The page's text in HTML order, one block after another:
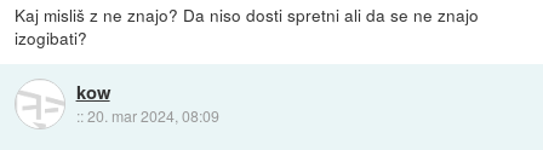
Kaj misliš z ne znajo? Da niso dosti spretni ali da se ne znajo
izogibati?
kow
::20. mar 2024, 08:09